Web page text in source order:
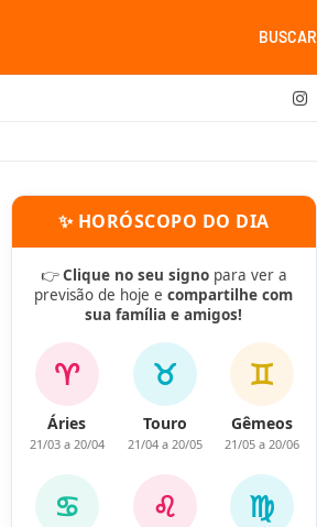
BUSCAR
✨ HORÓSCOPO DO DIA
👉Clique no seu signopara ver a
previsão de hoje e compartilhe com
sua família e amigos!
♈
Áries
21/03 a 20/04
♉
Touro
21/04 a 20/05
♊
Gêmeos
21/05 a 20/06
♋ ♌ ♍